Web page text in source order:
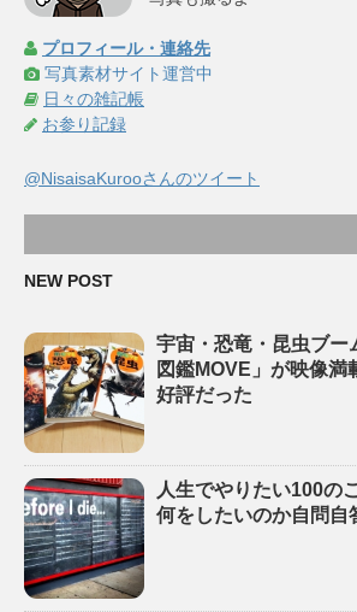
プロフィール・連絡先
写真素材サイト運営中
日々の雑記帳
お参り記録
@NisaisaKurooさんのツイート
NEW POST
宇宙・恐竜・昆虫ブー
図鑑MOVE」が映像満
好評だった
人生でやりたい100の
何をしたいのか自問自